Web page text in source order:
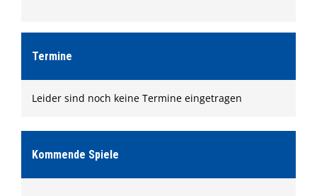
Termine
Leider sind noch keine Termine eingetragen
Kommende Spiele